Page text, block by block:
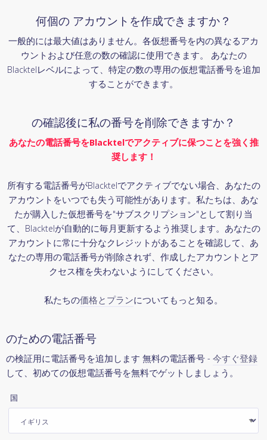
何個の アカウントを作成できますか？
一般的には最大値はありません。各仮想番号を内の異なるアカ
ウントおよび任意の数の確認に使用できます。 あなたの
Blacktelレベルによって、特定の数の専用の仮想電話番号を追加
することができます。
の確認後に私の番号を削除できますか？
あなたの電話番号をBlacktelでアクティブに保つことを強く推
奨します！
所有する電話番号がBlacktelでアクティブでない場合、あなたの
アカウントをいつでも失う可能性があります。私たちは、あな
たが購入した仮想番号を"サブスクリプション"として割り当
て、Blacktelが自動的に毎月更新するよう推奨します。あなたの
アカウントに常に十分なクレジットがあることを確認して、あ
なたの専用の電話番号が削除されず、作成したアカウントとア
クセス権を失わないようにしてください。
私たちの価格とプランについてもっと知る。
のための電話番号
の検証用に電話番号を追加します 無料の電話番号 - 今すぐ登録
して、初めての仮想電話番号を無料でゲットしましょう。
国